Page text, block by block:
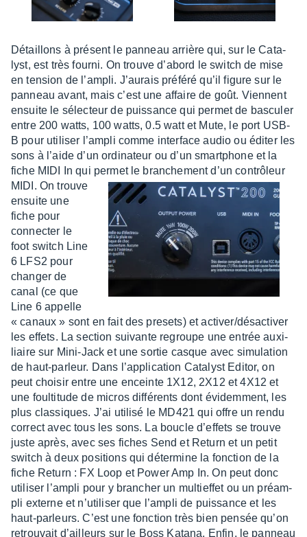
Détaillons à présent le panneau arrière qui, sur le Cata­
lyst, est très fourni. On trouve d’abord le switch de mise
en tension de l’am­pli. J’au­rais préféré qu’il figure sur le
panneau avant, mais c’est une affaire de goût. Viennent
ensuite le sélec­teur de puis­sance qui permet de bascu­ler
entre 200 watts, 100 watts, 0.5 watt et Mute, le port USB-
B pour utili­ser l’am­pli comme inter­face audio ou éditer les
sons à l’aide d’un ordi­na­teur ou d’un smart­phone et la
fiche MIDI In qui permet le bran­che­ment d’un contrô­leur
MIDI. On trouve
ensuite une
fiche pour
connec­ter le
foot switch Line
6 LFS2 pour
chan­ger de
canal (ce que
Line 6 appelle
« canaux » sont en fait des presets) et acti­ver/désac­ti­ver
les effets. La section suivante regroupe une entrée auxi­
liaire sur Mini-Jack et une sortie casque avec simu­la­tion
de haut-parleur. Dans l’ap­pli­ca­tion Cata­lyst Editor, on
peut choi­sir entre une enceinte 1X12, 2X12 et 4X12 et
une foul­ti­tude de micros diffé­rents dont évidem­ment, les
plus clas­siques. J’ai utilisé le MD421 qui offre un rendu
correct avec tous les sons. La boucle d’ef­fets se trouve
juste après, avec ses fiches Send et Return et un petit
switch à deux posi­tions qui déter­mine la fonc­tion de la
fiche Return : FX Loop et Power Amp In. On peut donc
utili­ser l’am­pli pour y bran­cher un multief­fet ou un préam­
pli externe et n’uti­li­ser que l’am­pli de puis­sance et les
haut-parleurs. C’est une fonc­tion très bien pensée qu’on
retrou­vait d’ailleurs sur le Boss Katana. Enfin, le panneau